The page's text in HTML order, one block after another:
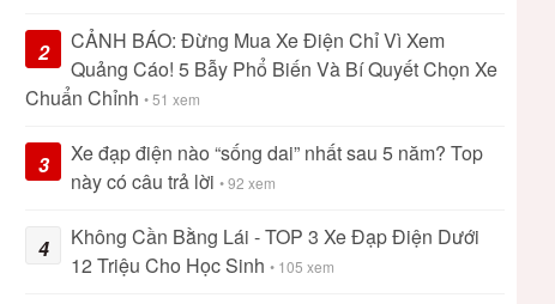
2
CẢNH BÁO: Đừng Mua Xe Điện Chỉ Vì Xem
Quảng Cáo! 5 Bẫy Phổ Biến Và Bí Quyết Chọn Xe
Chuẩn Chỉnh • 51 xem
3
Xe đạp điện nào “sống dai” nhất sau 5 năm? Top
này có câu trả lời • 92 xem
4
Không Cần Bằng Lái - TOP 3 Xe Đạp Điện Dưới
12 Triệu Cho Học Sinh • 105 xem